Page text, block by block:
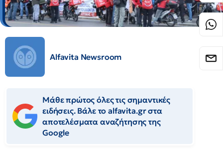
Alfavita Newsroom
Μάθε πρώτος όλες τις σημαντικές
ειδήσεις. Βάλε το alfavita.gr στα
αποτελέσματα αναζήτησης της
Google